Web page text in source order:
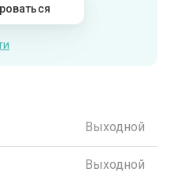
Выходной
Выходной